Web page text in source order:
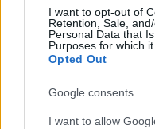
I want to opt-out of
Retention, Sale,
Personal Data that
Purposes for which it
Opted Out
Google consents
I want to allow
controproducente
in condizioni
viene comunque
di pagamento
fatturerebbe la
il pagamento in